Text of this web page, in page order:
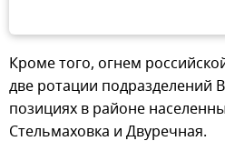
Кроме того, огнем
две ротации подразделений
позициях в районе
Стельмаховка и Двуречная.